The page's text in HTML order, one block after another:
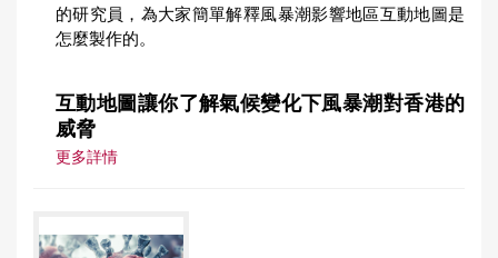
的研究員，為大家簡單解釋風暴潮影響地區互動地圖是
怎麼製作的。
互動地圖讓你了解氣候變化下風暴潮對香港的
威脅
更多詳情